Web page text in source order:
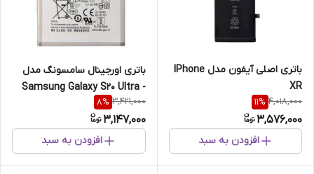
باتری اصلی آیفون مدل IPhone
XR
4,018,000
11%
3,576,000
افزودن به سبد
باتری اورجینال سامسونگ مدل
Samsung Galaxy S20 Ultra -
G988
3,421,000
8%
3,147,000
افزودن به سبد